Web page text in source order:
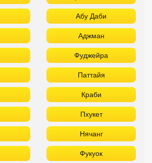
Абу Даби
Аджман
Фуджейра
Паттайя
Краби
Пхукет
Нячанг
Фукуок